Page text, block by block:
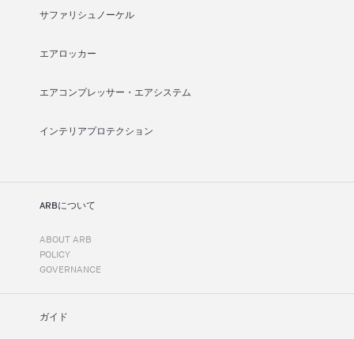
サファリシュノーケル
エアロッカー
エアコンプレッサー・エアシステム
インテリアプロテクション
ARBについて
ABOUT ARB
POLICY
GOVERNANCE
ガイド